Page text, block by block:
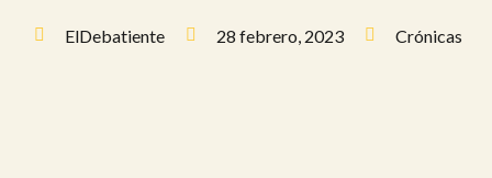
ElDebatiente 28 febrero, 2023 Crónicas